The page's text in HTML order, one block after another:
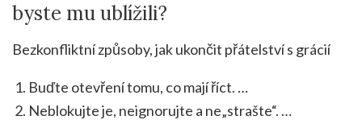
byste mu ublížili?
Bezkonfliktní způsoby, jak ukončit přátelství s grácií
Buďte otevření tomu, co mají říct. …
Neblokujte je, neignorujte a ne„strašte“. …